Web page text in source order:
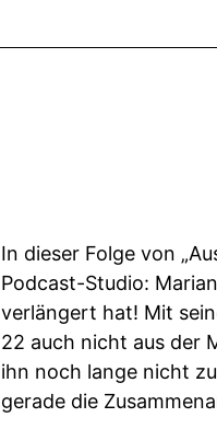
In dieser Folge von
Podcast-Studio:
verlängert hat! Mit
22 auch nicht aus der
ihn noch lange nicht
gerade die